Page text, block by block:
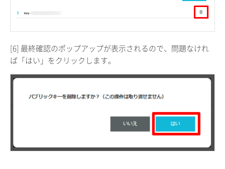
[6] 最終確認のポップアップが表示されるので、問題なけれ
ば「はい」をクリックします。